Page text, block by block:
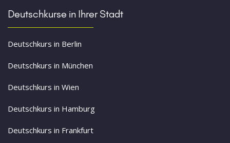
Deutschkurse in Ihrer Stadt
Deutschkurs in Berlin
Deutschkurs in München
Deutschkurs in Wien
Deutschkurs in Hamburg
Deutschkurs in Frankfurt